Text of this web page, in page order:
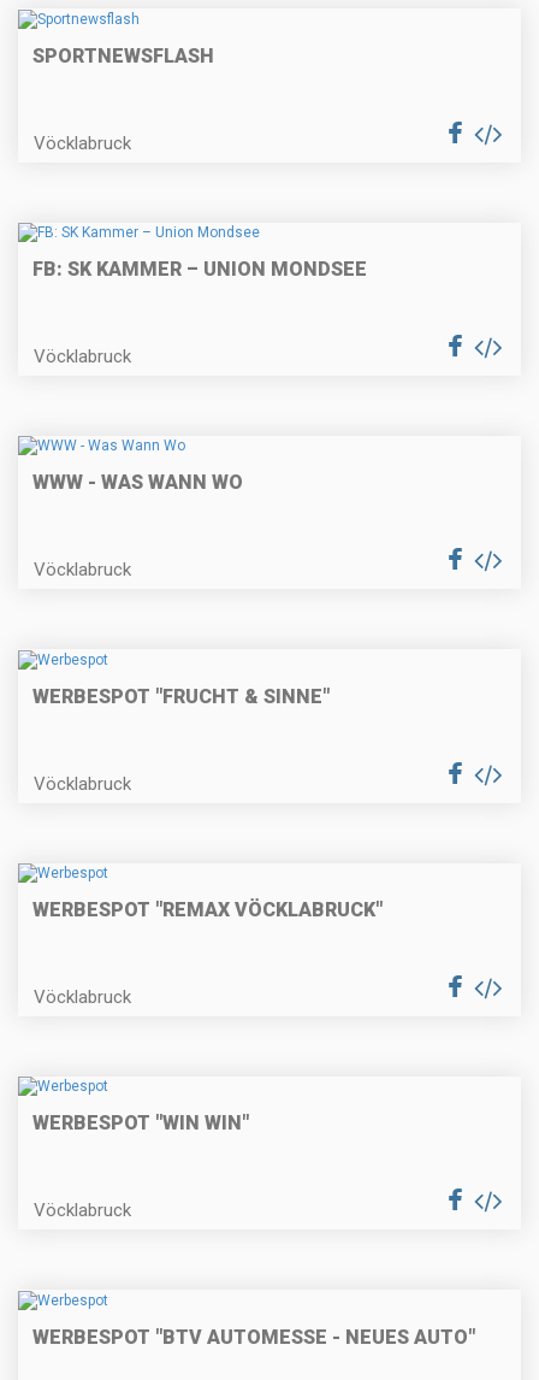
SPORTNEWSFLASH
Vöcklabruck
FB: SK KAMMER – UNION MONDSEE
Vöcklabruck
WWW - WAS WANN WO
Vöcklabruck
WERBESPOT "FRUCHT & SINNE"
Vöcklabruck
WERBESPOT "REMAX VÖCKLABRUCK"
Vöcklabruck
WERBESPOT "WIN WIN"
Vöcklabruck
WERBESPOT "BTV AUTOMESSE - NEUES AUTO"